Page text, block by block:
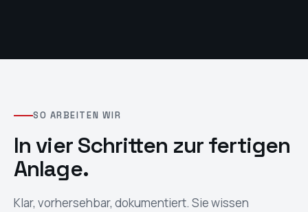
SO ARBEITEN WIR
In vier Schritten zur fertigen
Anlage.
Klar, vorhersehbar, dokumentiert. Sie wissen